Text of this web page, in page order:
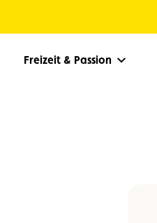
Freizeit & Passion